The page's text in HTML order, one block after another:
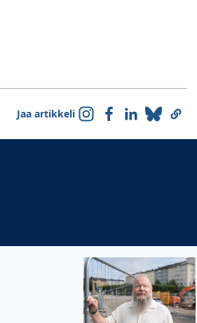
Jaa artikkeli